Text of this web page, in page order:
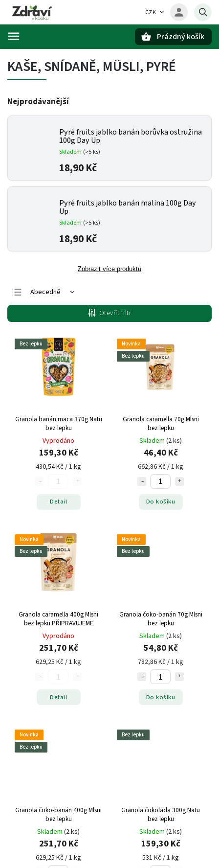
CZK
Prázdný košík
KAŠE, SNÍDANĚ, MÜSLI, PYRÉ
Nejprodávanější
Pyré fruits jablko banán borůvka ostružina
100g Day Up
Skladem (>5 ks)
18,90 Kč
Pyré fruits jablko banán malina 100g Day
Up
Skladem (>5 ks)
18,90 Kč
Zobrazit více produktů
Abecedně
Nejlevnější
Nejdražší
Nejprodávanější
Otevřít filtr
Bez lepku
Granola banán maca 370g Natu
bez lepku
Vyprodáno
159,30 Kč
430,54 Kč / 1 kg
Detail
Novinka
Bez lepku
Granola caramella 70g Mlsni
bez lepku
Skladem (2 ks)
46,40 Kč
662,86 Kč / 1 kg
Do košíku
Novinka
Bez lepku
Granola caramella 400g Mlsni
bez lepku PŘIPRAVUJEME
Vyprodáno
251,70 Kč
629,25 Kč / 1 kg
Detail
Novinka
Bez lepku
Granola čoko-banán 70g Mlsni
bez lepku
Skladem (2 ks)
54,80 Kč
782,86 Kč / 1 kg
Do košíku
Novinka
Bez lepku
Granola čoko-banán 400g Mlsni
bez lepku
Skladem (2 ks)
251,70 Kč
629,25 Kč / 1 kg
Bez lepku
Granola čokoláda 300g Natu
bez lepku
Skladem (2 ks)
159,30 Kč
531 Kč / 1 kg